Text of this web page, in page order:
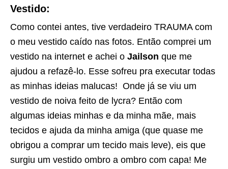
Vestido:
Como contei antes, tive verdadeiro TRAUMA com
o meu vestido caído nas fotos. Então comprei um
vestido na internet e achei o Jailson que me
ajudou a refazê-lo. Esse sofreu pra executar todas
as minhas ideias malucas! Onde já se viu um
vestido de noiva feito de lycra? Então com
algumas ideias minhas e da minha mãe, mais
tecidos e ajuda da minha amiga (que quase me
obrigou a comprar um tecido mais leve), eis que
surgiu um vestido ombro a ombro com capa! Me